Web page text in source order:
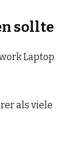
sollte
Laptop
als viele